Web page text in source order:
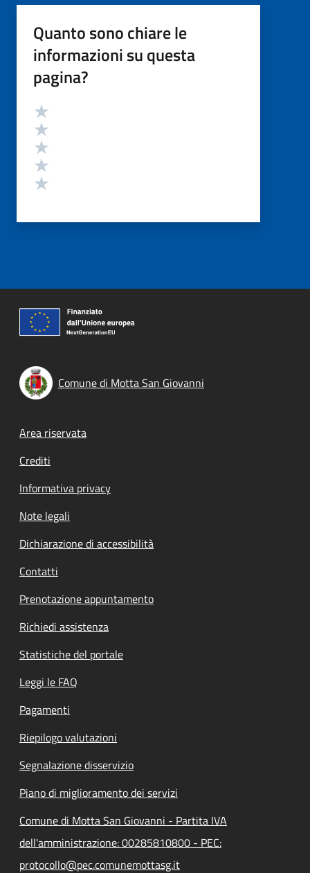
Quanto sono chiare le
informazioni su questa
pagina?
Valutazione
Comune di Motta San Giovanni
Footer menu
Area riservata
Crediti
Informativa privacy
Note legali
Dichiarazione di accessibilità
Contatti
Prenotazione appuntamento
Richiedi assistenza
Statistiche del portale
Leggi le FAQ
Pagamenti
Riepilogo valutazioni
Segnalazione disservizio
Piano di miglioramento dei servizi
Comune di Motta San Giovanni - Partita IVA
dell'amministrazione: 00285810800 - PEC:
protocollo@pec.comunemottasg.it